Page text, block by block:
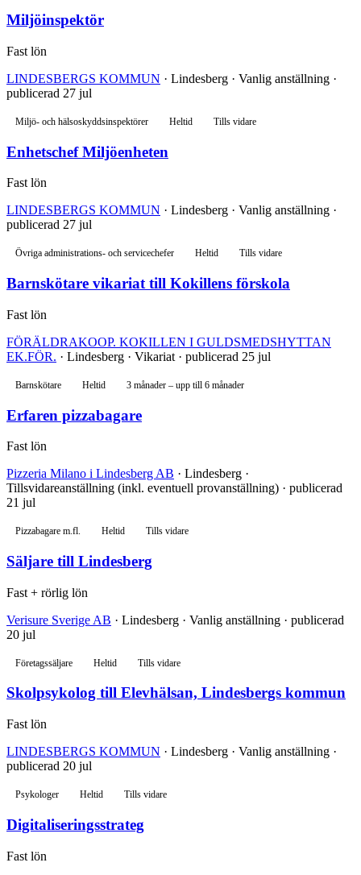
Miljöinspektör
Fast lön
LINDESBERGS KOMMUN · Lindesberg · Vanlig anställning ·
publicerad 27 jul
Miljö- och hälsoskyddsinspektörer Heltid Tills vidare
Enhetschef Miljöenheten
Fast lön
LINDESBERGS KOMMUN · Lindesberg · Vanlig anställning ·
publicerad 27 jul
Övriga administrations- och servicechefer Heltid Tills vidare
Barnskötare vikariat till Kokillens förskola
Fast lön
FÖRÄLDRAKOOP. KOKILLEN I GULDSMEDSHYTTAN
EK.FÖR. · Lindesberg · Vikariat · publicerad 25 jul
Barnskötare Heltid 3 månader – upp till 6 månader
Erfaren pizzabagare
Fast lön
Pizzeria Milano i Lindesberg AB · Lindesberg ·
Tillsvidareanställning (inkl. eventuell provanställning) · publicerad
21 jul
Pizzabagare m.fl. Heltid Tills vidare
Säljare till Lindesberg
Fast + rörlig lön
Verisure Sverige AB · Lindesberg · Vanlig anställning · publicerad
20 jul
Företagssäljare Heltid Tills vidare
Skolpsykolog till Elevhälsan, Lindesbergs kommun
Fast lön
LINDESBERGS KOMMUN · Lindesberg · Vanlig anställning ·
publicerad 20 jul
Psykologer Heltid Tills vidare
Digitaliseringsstrateg
Fast lön